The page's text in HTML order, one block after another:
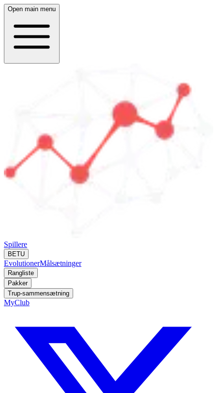
Open main menu
Spillere
BETU
EvolutionerMålsætninger
Rangliste
Pakker
Trup-sammensætning
MyClub